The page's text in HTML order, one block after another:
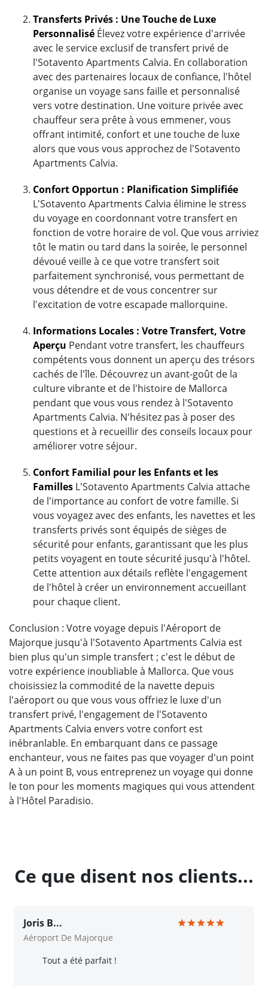
Transferts Privés : Une Touche de Luxe
Personnalisé Élevez votre expérience d'arrivée
avec le service exclusif de transfert privé de
l'Sotavento Apartments Calvia. En collaboration
avec des partenaires locaux de confiance, l'hôtel
organise un voyage sans faille et personnalisé
vers votre destination. Une voiture privée avec
chauffeur sera prête à vous emmener, vous
offrant intimité, confort et une touche de luxe
alors que vous vous approchez de l'Sotavento
Apartments Calvia.
Confort Opportun : Planification Simplifiée
L'Sotavento Apartments Calvia élimine le stress
du voyage en coordonnant votre transfert en
fonction de votre horaire de vol. Que vous arriviez
tôt le matin ou tard dans la soirée, le personnel
dévoué veille à ce que votre transfert soit
parfaitement synchronisé, vous permettant de
vous détendre et de vous concentrer sur
l'excitation de votre escapade mallorquine.
Informations Locales : Votre Transfert, Votre
Aperçu Pendant votre transfert, les chauffeurs
compétents vous donnent un aperçu des trésors
cachés de l'île. Découvrez un avant-goût de la
culture vibrante et de l'histoire de Mallorca
pendant que vous vous rendez à l'Sotavento
Apartments Calvia. N'hésitez pas à poser des
questions et à recueillir des conseils locaux pour
améliorer votre séjour.
Confort Familial pour les Enfants et les
Familles L'Sotavento Apartments Calvia attache
de l'importance au confort de votre famille. Si
vous voyagez avec des enfants, les navettes et les
transferts privés sont équipés de sièges de
sécurité pour enfants, garantissant que les plus
petits voyagent en toute sécurité jusqu'à l'hôtel.
Cette attention aux détails reflète l'engagement
de l'hôtel à créer un environnement accueillant
pour chaque client.
Conclusion : Votre voyage depuis l'Aéroport de
Majorque jusqu'à l'Sotavento Apartments Calvia est
bien plus qu'un simple transfert ; c'est le début de
votre expérience inoubliable à Mallorca. Que vous
choisissiez la commodité de la navette depuis
l'aéroport ou que vous vous offriez le luxe d'un
transfert privé, l'engagement de l'Sotavento
Apartments Calvia envers votre confort est
inébranlable. En embarquant dans ce passage
enchanteur, vous ne faites pas que voyager d'un point
A à un point B, vous entreprenez un voyage qui donne
le ton pour les moments magiques qui vous attendent
à l'Hôtel Paradisio.
Ce que disent nos clients...
Joris B...
Aéroport De Majorque
Tout a été parfait !